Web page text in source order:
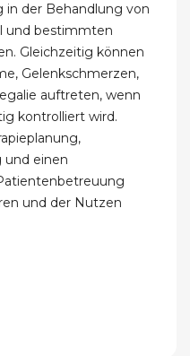
der Behandlung von
und bestimmten
Gleichzeitig können
Gelenkschmerzen,
auftreten, wenn
kontrolliert wird.
und einen
und der Nutzen